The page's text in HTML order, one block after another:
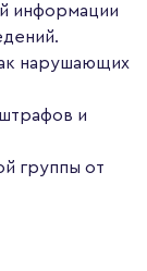
информации
нарушающих
и
группы от